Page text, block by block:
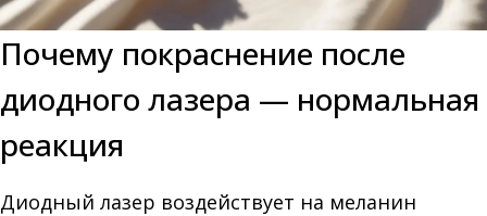
Почему покраснение после
диодного лазера — нормальная
реакция
Диодный лазер воздействует на меланин